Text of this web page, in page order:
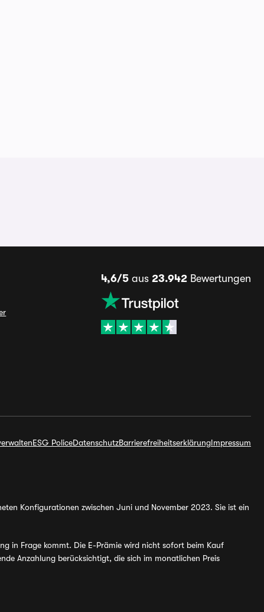
4,6/5aus 23.942Bewertungen
ESG PoliceDatenschutzBarrierefreiheitserklärungImpressum
Konfigurationen zwischen Juni und November 2023. Sie ist ein
in Frage kommt. Die E-Prämie wird nicht sofort beim Kauf
Anzahlung berücksichtigt, die sich im monatlichen Preis